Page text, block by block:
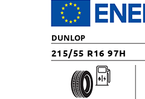
DUNLOP
215/55 R16 97H